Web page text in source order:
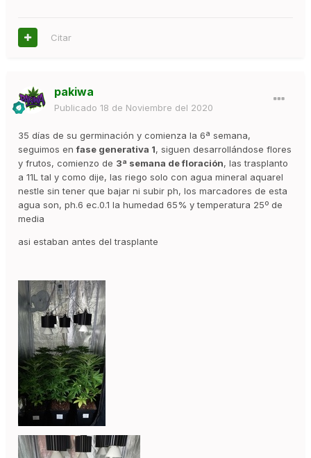
Citar
pakiwa
Publicado 18 de Noviembre del 2020
35 días de su germinación y comienza la 6ª semana,
seguimos enfase generativa 1, siguen desarrollándose flores
y frutos, comienzo de 3ª semana defloración, las trasplanto
a 11L tal y como dije, las riego solo con agua mineral aquarel
nestle sin tener que bajar ni subir ph, los marcadores de esta
agua son, ph.6 ec.0.1 la humedad 65% y temperatura 25º de
media
asi estaban antes del trasplante